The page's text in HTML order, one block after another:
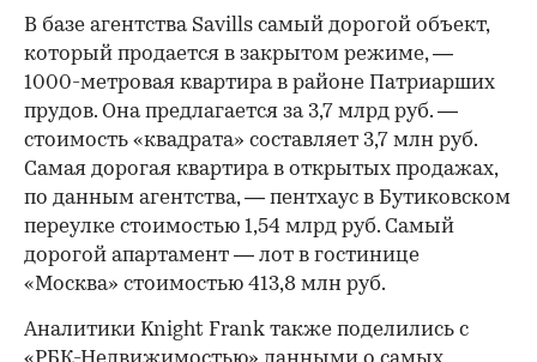
В базе агентства Savills самый дорогой объект,
который продается в закрытом режиме, —
1000-метровая квартира в районе Патриарших
прудов. Она предлагается за 3,7 млрд руб. —
стоимость «квадрата» составляет 3,7 млн руб.
Самая дорогая квартира в открытых продажах,
по данным агентства, — пентхаус в Бутиковском
переулке стоимостью 1,54 млрд руб. Самый
дорогой апартамент — лот в гостинице
«Москва» стоимостью 413,8 млн руб.
Аналитики Knight Frank также поделились с